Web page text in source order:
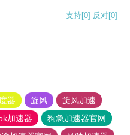
支持[0] 反对[0]
器 旋风
旋风加速
加速器
狗急加速器官网